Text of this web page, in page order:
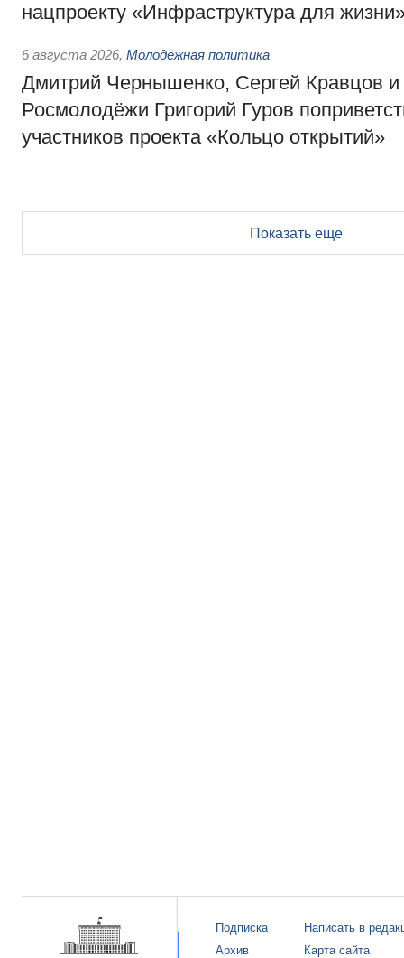
нацпроекту «Инфраструктура для
6 августа 2026, Молодёжная политика
Дмитрий Чернышенко, Сергей Кравцов и
Росмолодёжи Григорий Гуров
участников проекта «Кольцо открытий»
Показать еще
Подписка
Архив
Написать в
Карта сайта